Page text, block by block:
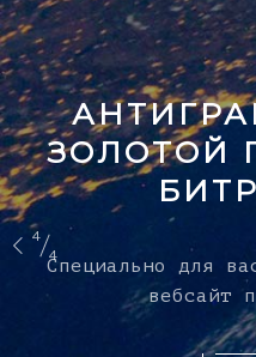
Второе дыхание
Поддержка сайтов 1С-
Битрикс
ЗОЛОТОЙ
Специально для
вебсайт
4
4